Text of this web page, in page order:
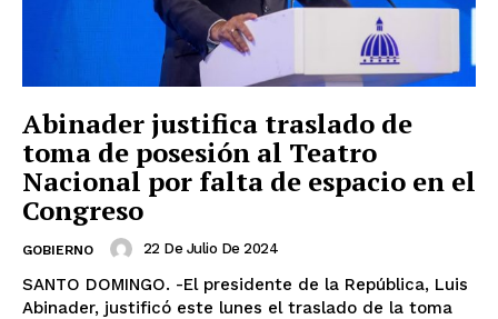
Abinader justifica traslado de
toma de posesión al Teatro
Nacional por falta de espacio en el
Congreso
GOBIERNO 22 De Julio De 2024
SANTO DOMINGO. -El presidente de la República, Luis
Abinader, justificó este lunes el traslado de la toma